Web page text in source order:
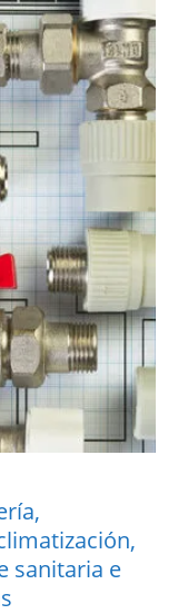
sanitaria e